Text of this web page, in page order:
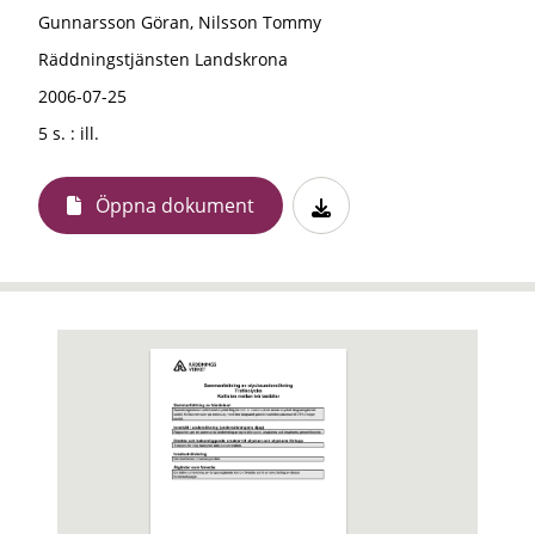
Gunnarsson Göran, Nilsson Tommy
Räddningstjänsten Landskrona
2006-07-25
5 s. : ill.
Öppna dokument